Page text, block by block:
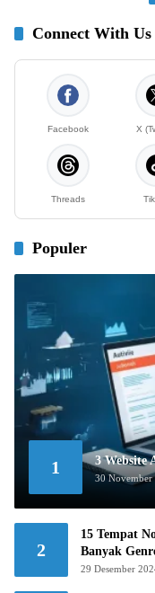
Connect With Us
Facebook X
Threads
Populer
1 3 Website
30 November
2
15 Tempat
Banyak
29 Desember